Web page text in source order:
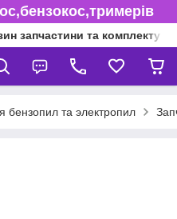
запчастини та
бензопил та электропил